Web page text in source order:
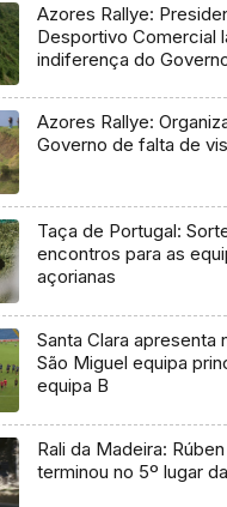
Azores Rallye:
Desportivo Comercial
indiferença do
Azores Rallye:
Governo de falta de
Taça de Portugal:
encontros para as
açorianas
Santa Clara apresenta
São Miguel equipa
equipa B
Rali da Madeira:
terminou no 5º lugar